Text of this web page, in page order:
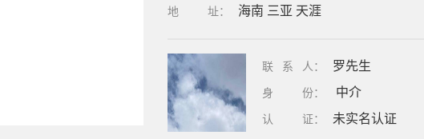
地址： 海南 三亚 天涯
联系人 ： 罗先生
身份： 中介
认证 ： 未实名认证